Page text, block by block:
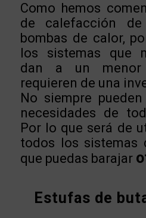
Como hemos
de calefacción
bombas de calor,
los sistemas que
dan a un menor
requieren de una
No siempre
necesidades de
Por lo que será de
todos los sistemas
que puedas barajar
Estufas de